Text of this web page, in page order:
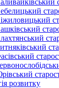
розвитку